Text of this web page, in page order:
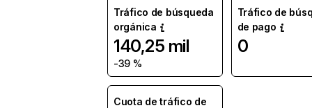
Tráfico de búsqueda
orgánica
140,25 mil
-39 %
Tráfico de
de pago
0
Cuota de tráfico de